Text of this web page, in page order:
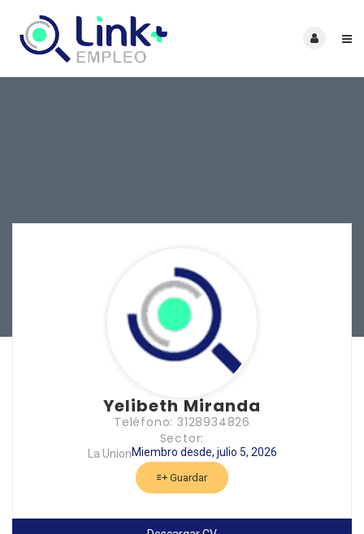
Yelibeth Miranda
Teléfono: 3128934826
Sector:
La UnionMiembro desde, julio 5, 2026
Guardar